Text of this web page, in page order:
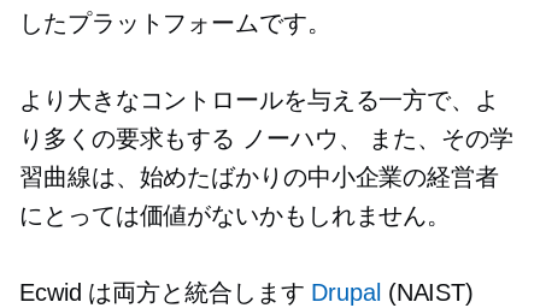
したプラットフォームです。
より大きなコントロールを与える一方で、よ
り多くの要求もする ノーハウ、
また、その学
習曲線は、始めたばかりの中小企業の経営者
にとっては価値がないかもしれません。
Ecwid は両方と統合します Drupal (NAIST)